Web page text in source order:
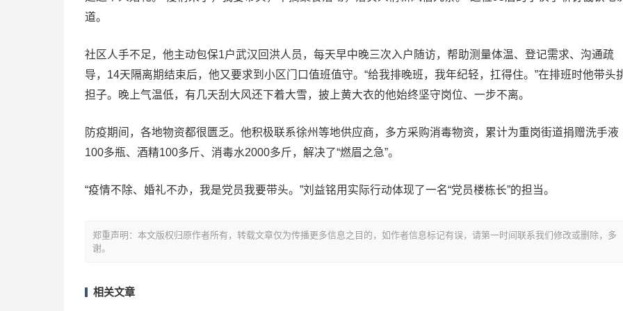
道。
社区人手不足，他主动包保1户武汉回洪人员，每天早中晚三次入户随访，帮助测量体温、登记需求、沟通疏
导，14天隔离期结束后，他又要求到小区门口值班值守。“给我排晚班，我年纪轻，扛得住。”在排班时他带头
担子。晚上气温低，有几天刮大风还下着大雪，披上黄大衣的他始终坚守岗位、一步不离。
防疫期间，各地物资都很匮乏。他积极联系徐州等地供应商，多方采购消毒物资，累计为重岗街道捐赠洗手液
100多瓶、酒精100多斤、消毒水2000多斤，解决了“燃眉之急”。
“疫情不除、婚礼不办，我是党员我要带头。”刘益铭用实际行动体现了一名“党员楼栋长”的担当。
郑重声明：本文版权归原作者所有，转载文章仅为传播更多信息之目的，如作者信息标记有误，请第一时间联系我们修改或删除，多
谢。
相关文章